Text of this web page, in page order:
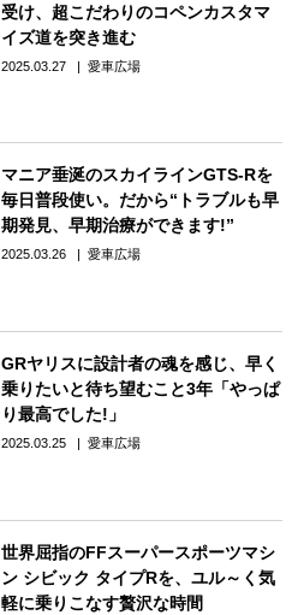
受け、超こだわりのコペンカスタマ
イズ道を突き進む
2025.03.27 愛車広場
マニア垂涎のスカイラインGTS-Rを
毎日普段使い。だから“トラブルも早
期発見、早期治療ができます!”
2025.03.26 愛車広場
GRヤリスに設計者の魂を感じ、早く
乗りたいと待ち望むこと3年「やっぱ
り最高でした!」
2025.03.25 愛車広場
世界屈指のFFスーパースポーツマシ
ン シビック タイプRを、ユル～く気
軽に乗りこなす贅沢な時間